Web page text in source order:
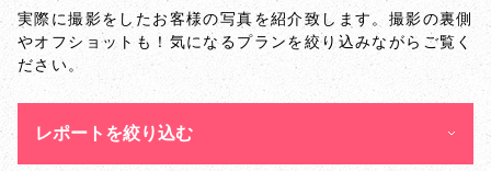
実際に撮影をしたお客様の写真を紹介致します。撮影の裏側
やオフショットも！気になるプランを絞り込みながらご覧く
ださい。
レポートを絞り込む